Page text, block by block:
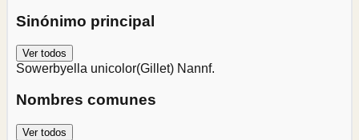
Sinónimo principal
Ver todos
Sowerbyella unicolor(Gillet) Nannf.
Nombres comunes
Ver todos